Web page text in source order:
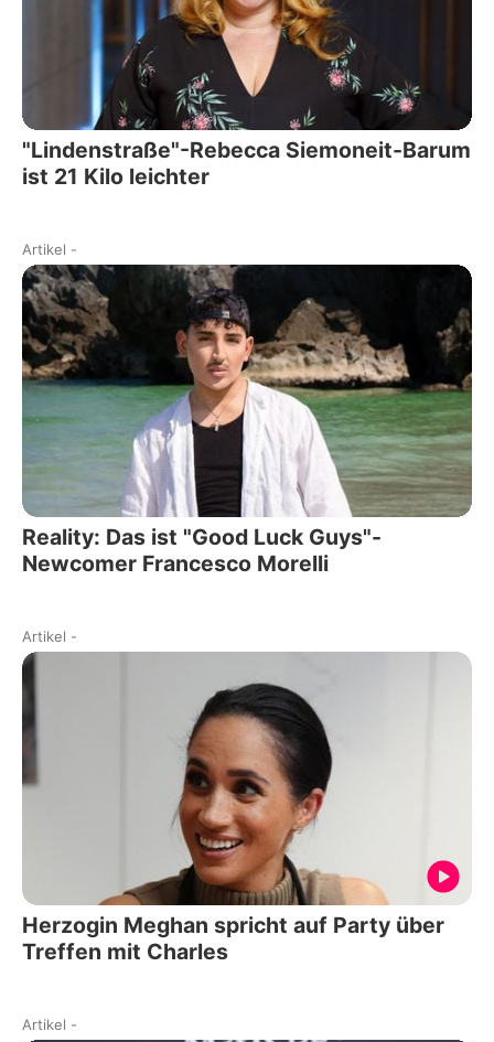
"Lindenstraße"-Rebecca Siemoneit-Barum
ist 21 Kilo leichter
Artikel -
Reality: Das ist "Good Luck Guys"-
Newcomer Francesco Morelli
Artikel -
Herzogin Meghan spricht auf Party über
Treffen mit Charles
Artikel -